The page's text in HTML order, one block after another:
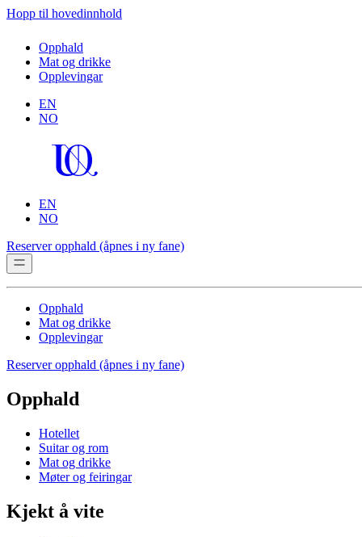
Hopp til hovedinnhold
Opphald
Mat og drikke
Opplevingar
EN
NO
EN
NO
Reserver opphald (åpnes i ny fane)
Opphald
Mat og drikke
Opplevingar
Reserver opphald (åpnes i ny fane)
Opphald
Hotellet
Suitar og rom
Mat og drikke
Møter og feiringar
Kjekt å vite